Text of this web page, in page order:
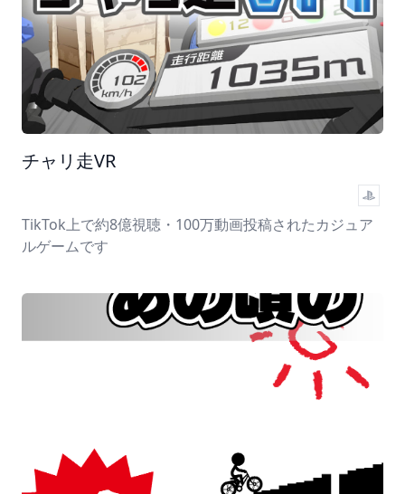
チャリ走VR
TikTok上で約8億視聴・100万動画投稿されたカジュア
ルゲームです